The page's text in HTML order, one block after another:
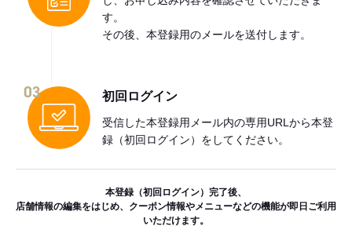
す。
その後、本登録用のメールを送付します。
03 初回ログイン
受信した本登録用メール内の専用URLから本登
録（初回ログイン）をしてください。
本登録（初回ログイン）完了後、
店舗情報の編集をはじめ、クーポン情報やメニューなどの機能が即日ご利用
いただけます。